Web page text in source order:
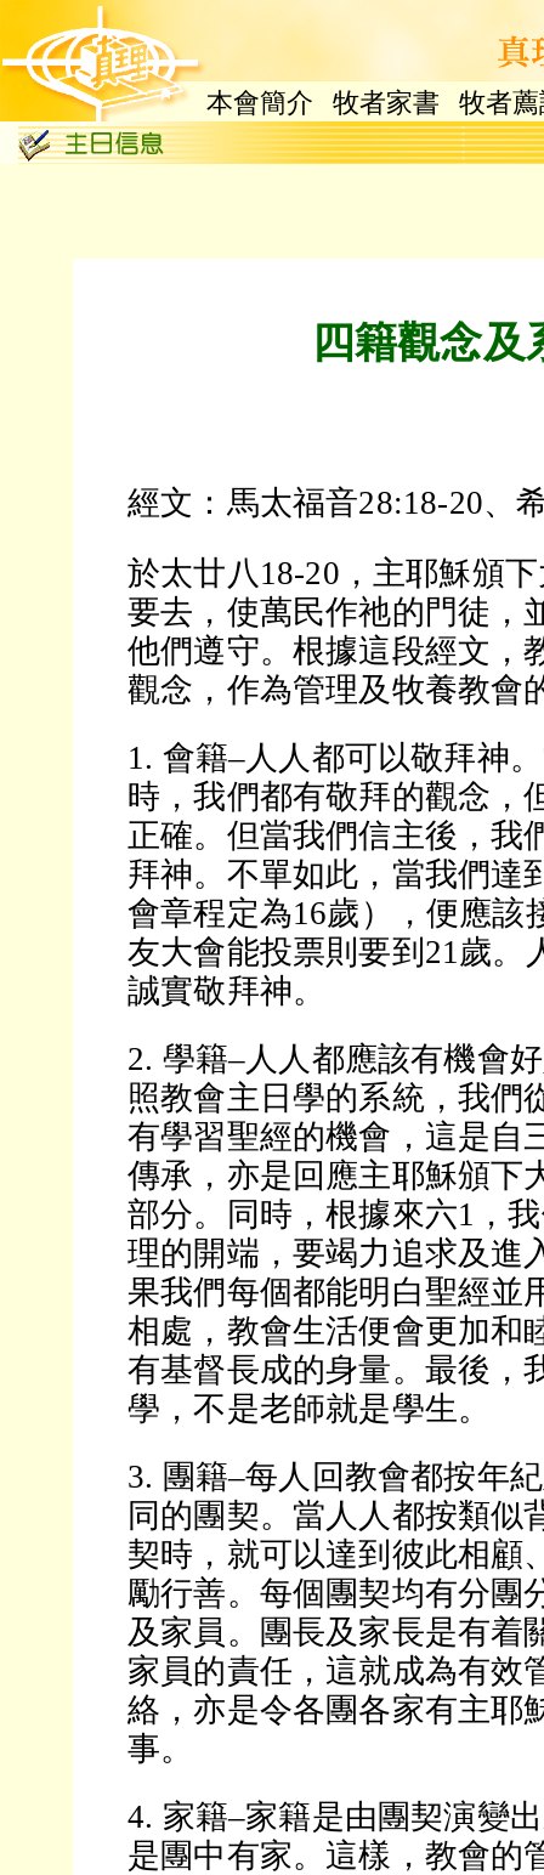
本會簡介 牧者家書 牧者
四籍觀念及
經文：馬太福音28:18-20、
於太廿八18-20，主耶穌頒
要去，使萬民作祂的門徒，
他們遵守。根據這段經文，
觀念，作為管理及牧養教會
1. 會籍–人人都可以敬拜神
時，我們都有敬拜的觀念，
正確。但當我們信主後，我
拜神。不單如此，當我們達
會章程定為16歲），便應該
友大會能投票則要到21歲。
誠實敬拜神。
2. 學籍–人人都應該有機會
照教會主日學的系統，我們
有學習聖經的機會，這是自
傳承，亦是回應主耶穌頒下
部分。同時，根據來六1，
理的開端，要竭力追求及進
果我們每個都能明白聖經並
相處，教會生活便會更加和
有基督長成的身量。最後，
學，不是老師就是學生。
3. 團籍–每人回教會都按年
同的團契。當人人都按類似
契時，就可以達到彼此相顧
勵行善。每個團契均有分團
及家員。團長及家長是有着
家員的責任，這就成為有效
絡，亦是令各團各家有主耶
事。
4. 家籍–家籍是由團契演變
是團中有家。這樣，教會的